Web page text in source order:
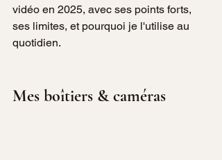
vidéo en 2025, avec ses points forts,
ses limites, et pourquoi je l'utilise au
quotidien.
Mes boîtiers & caméras